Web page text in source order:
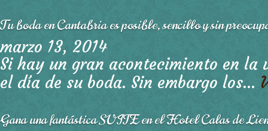
Tu boda en Cantabria es posible, sencillo y sin
marzo 13, 2014
Si hay un gran acontecimiento en la
el día de su boda. Sin embargo los...
Gana una fantástica SUITE en el Hotel Calas de